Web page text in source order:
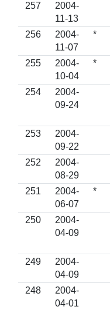
257
2004-
11-13
256
2004-
11-07
*
255
2004-
10-04
*
254
2004-
09-24
253
2004-
09-22
252
2004-
08-29
251
2004-
06-07
*
250
2004-
04-09
249
2004-
04-09
248
2004-
04-01